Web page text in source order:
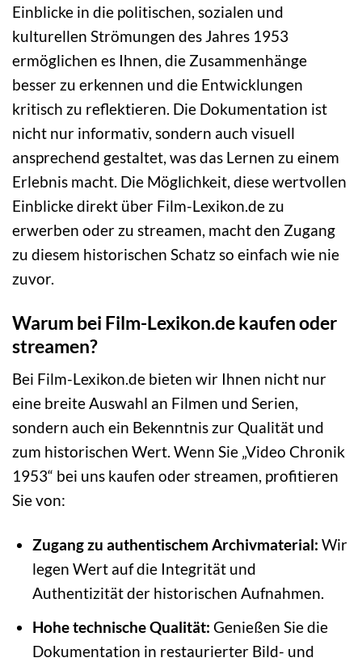
Einblicke in die politischen, sozialen und
kulturellen Strömungen des Jahres 1953
ermöglichen es Ihnen, die Zusammenhänge
besser zu erkennen und die Entwicklungen
kritisch zu reflektieren. Die Dokumentation ist
nicht nur informativ, sondern auch visuell
ansprechend gestaltet, was das Lernen zu einem
Erlebnis macht. Die Möglichkeit, diese wertvollen
Einblicke direkt über Film-Lexikon.de zu
erwerben oder zu streamen, macht den Zugang
zu diesem historischen Schatz so einfach wie nie
zuvor.
Warum bei Film-Lexikon.de kaufen oder
streamen?
Bei Film-Lexikon.de bieten wir Ihnen nicht nur
eine breite Auswahl an Filmen und Serien,
sondern auch ein Bekenntnis zur Qualität und
zum historischen Wert. Wenn Sie „Video Chronik
1953“ bei uns kaufen oder streamen, profitieren
Sie von:
Zugang zu authentischem Archivmaterial: Wir
legen Wert auf die Integrität und
Authentizität der historischen Aufnahmen.
Hohe technische Qualität: Genießen Sie die
Dokumentation in restaurierter Bild- und